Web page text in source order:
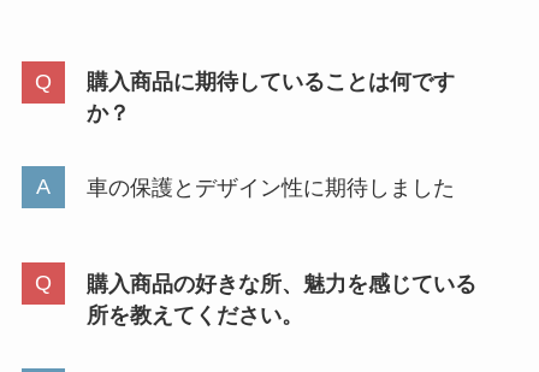
購入商品に期待していることは何です
か？
車の保護とデザイン性に期待しました
購入商品の好きな所、魅力を感じている
所を教えてください。